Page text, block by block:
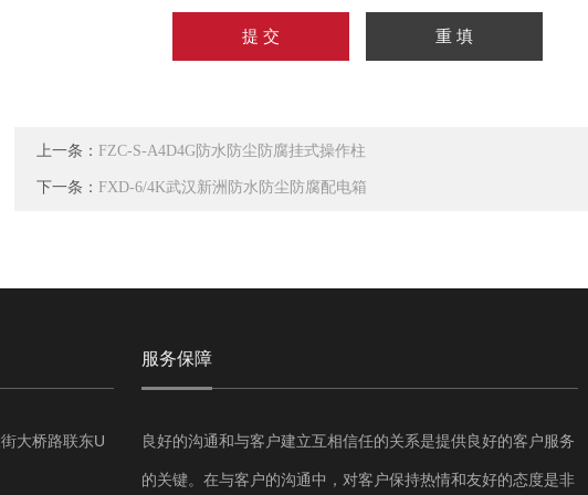
上一条： FZC-S-A4D4G防水防尘防腐挂式操作柱
下一条： FXD-6/4K武汉新洲防水防尘防腐配电箱
大桥路联东U
服务保障
良好的沟通和与客户建立互相信任的关系是提供良好的客户服务
的关键。在与客户的沟通中，对客户保持热情和友好的态度是非